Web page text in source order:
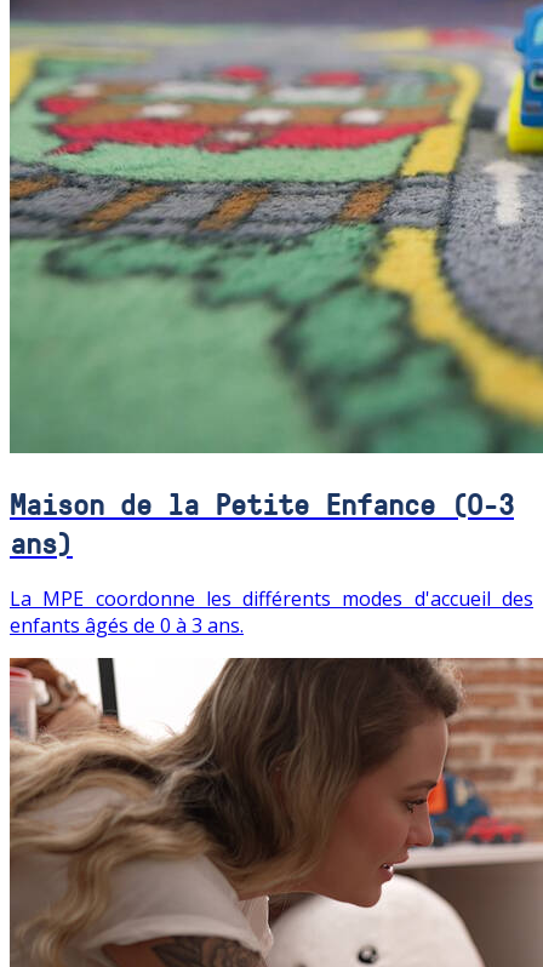
Maison de la Petite Enfance (0-3
ans)
La MPE coordonne les différents modes d'accueil des
enfants âgés de 0 à 3 ans.